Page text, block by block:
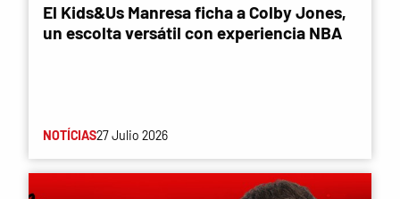
El Kids&Us Manresa ficha a Colby Jones,
un escolta versátil con experiencia NBA
NOTÍCIAS27 Julio 2026